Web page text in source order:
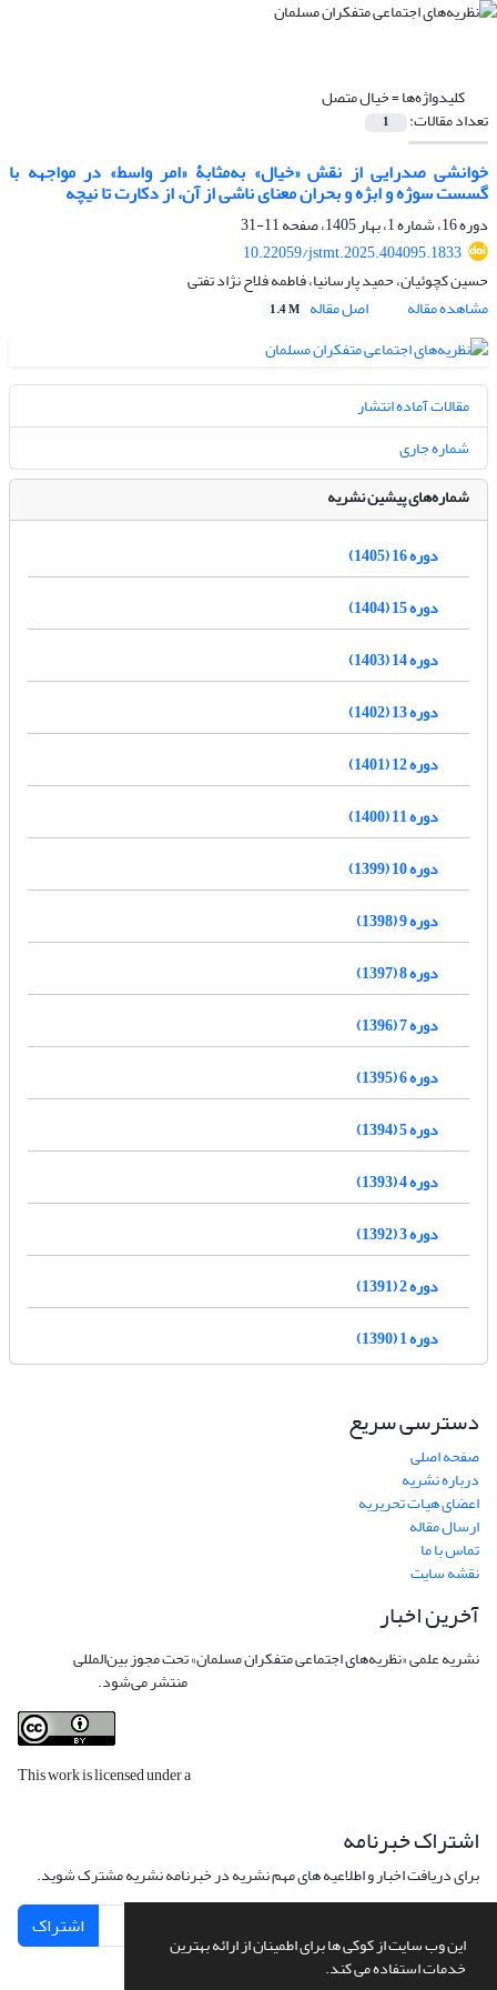
این وب سایت از کوکی ها برای اطمینان از ارائه بهترین
خدمات استفاده می کند.
کلیدواژه‌ها =خیال متصل
تعداد مقالات: 1
خوانشی صدرایی از نقش «خیال» به‌مثابۀ «امر واسط» در مواجهه با
گسست سوژه و ابژه و بحران معنای ناشی از آن، از دکارت تا نیچه
دوره 16، شماره 1، بهار 1405، صفحه
11-31
10.22059/jstmt.2025.404095.1833
حسین کچوئیان، حمید پارسانیا، فاطمه فلاح نژاد تفتی
مشاهده مقاله
اصل مقاله 1.4 M
مقالات آماده انتشار
شماره جاری
شماره‌های پیشین نشریه
دوره 16 (1405)
دوره 15 (1404)
دوره 14 (1403)
دوره 13 (1402)
دوره 12 (1401)
دوره 11 (1400)
دوره 10 (1399)
دوره 9 (1398)
دوره 8 (1397)
دوره 7 (1396)
دوره 6 (1395)
دوره 5 (1394)
دوره 4 (1393)
دوره 3 (1392)
دوره 2 (1391)
دوره 1 (1390)
دسترسی سریع
صفحه اصلی
درباره نشریه
اعضای هیات تحریریه
ارسال مقاله
تماس با ما
نقشه سایت
آخرین اخبار
نشریه علمی «نظریه‌های اجتماعی متفکران مسلمان» تحت مجوز بین‌المللی
منتشر می‌شود.
This work is licensed under a
اشتراک خبرنامه
برای دریافت اخبار و اطلاعیه های مهم نشریه در خبرنامه نشریه مشترک شوید.
اشتراک